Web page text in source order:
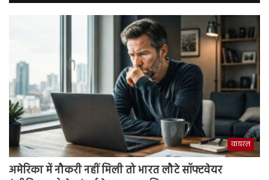
वायरल
अमेरिका में नौकरी नहीं मिली तो भारत लौटे सॉफ्टवेयर